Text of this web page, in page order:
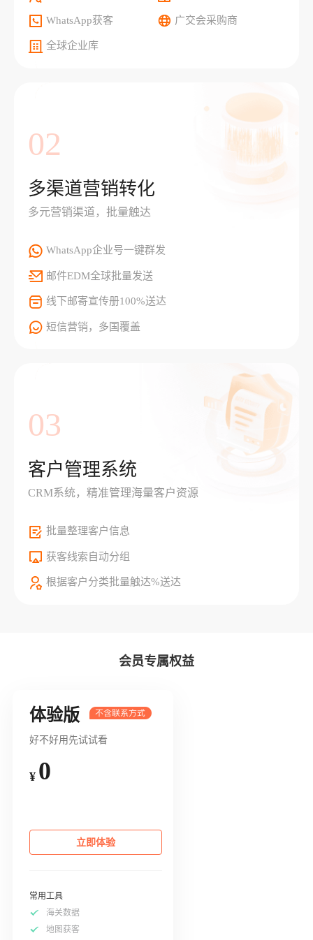
WhatsApp获客 广交会采购商
全球企业库
02
多渠道营销转化
多元营销渠道，批量触达
WhatsApp企业号一键群发
邮件EDM全球批量发送
线下邮寄宣传册100%送达
短信营销，多国覆盖
03
客户管理系统
CRM系统，精准管理海量客户资源
批量整理客户信息
获客线索自动分组
根据客户分类批量触达%送达
会员专属权益
体验版
好不好用先试试看
¥ 0
立即体验
常用工具
海关数据
地图获客